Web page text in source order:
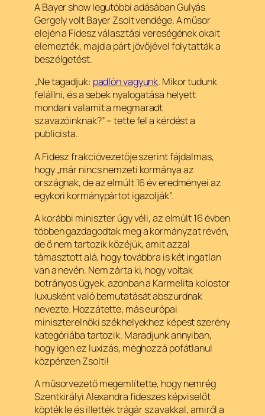
ABayer showlegutóbbi adásában Gulyás
Gergely volt Bayer Zsolt vendége. A műsor
elején a Fidesz választási vereségének okait
elemezték, majd a párt jövőjével folytatták a
beszélgetést.
„Ne tagadjuk: padlón vagyunk. Mikor tudunk
felállni, és a sebek nyalogatása helyett
mondani valamit a megmaradt
szavazóinknak?” – tette fel a kérdést a
publicista.
A Fidesz frakcióvezetője szerint fájdalmas,
hogy „már nincs nemzeti kormánya az
országnak, de az elmúlt 16 év eredményei az
egykori kormánypártot igazolják”.
A korábbi miniszter úgy véli, az elmúlt 16 évben
többen gazdagodtak meg a kormányzat révén,
de ő nem tartozik közéjük, amit azzal
támasztott alá, hogy továbbra is két ingatlan
van a nevén. Nem zárta ki, hogy voltak
botrányos ügyek, azonban a Karmelita kolostor
luxusként való bemutatását abszurdnak
nevezte. Hozzátette, más európai
miniszterelnöki székhelyekhez képest szerény
kategóriába tartozik. Maradjunk annyiban,
hogy igen ez luxizás, méghozzá pofátlanul
közpénzen Zsolti!
A műsorvezető megemlítette, hogy nemrég
Szentkirályi Alexandra fideszes képviselőt
köpték le és illették trágár szavakkal, amiről a